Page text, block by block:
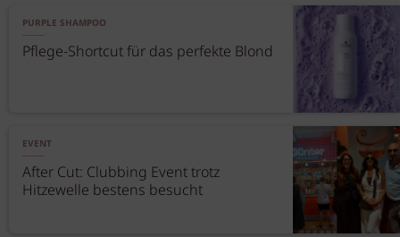
PURPLE SHAMPOO
Pflege-Shortcut für das perfekte Blond
EVENT
After Cut: Clubbing Event trotz
Hitzewelle bestens besucht